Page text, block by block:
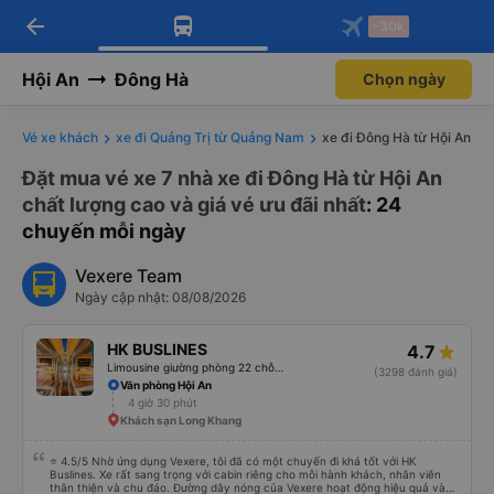
Tải app Vexere ngay!
Nhận ưu đãi thành viên độc
Mở app
Tải app Vexere
-30k/ghế khi đặt vé máy bay qua
Mở app
arrow_back -30k
Hội An Đông Hà Chọn ngày
Vé xe khách xe đi Quảng Trị từ Quảng Nam xe đi Đông Hà từ Hội An
Đặt mua vé xe 7 nhà xe đi Đông Hà từ Hội An
chất lượng cao và giá vé ưu đãi nhất: 24
chuyến mỗi ngày
Vexere Team
Ngày cập nhật: 08/08/2026
HK BUSLINES 4.7
(3298 đánh giá)
Văn phòng Hội An
4 giờ 30 phút
Khách sạn Long Khang
⭐ 4.5/5 Nhờ ứng dụng Vexere, tôi đã có một chuyến đi khá tốt với HK
Buslines. Xe rất sang trọng với cabin riêng cho mỗi hành khách, nhân viên
thân thiện và chu đáo. Đường dây nóng của Vexere hoạt động hiệu quả và